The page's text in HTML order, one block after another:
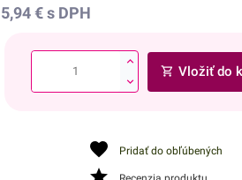
5,94€s DPH
Vložiť do
Pridať do obľúbených